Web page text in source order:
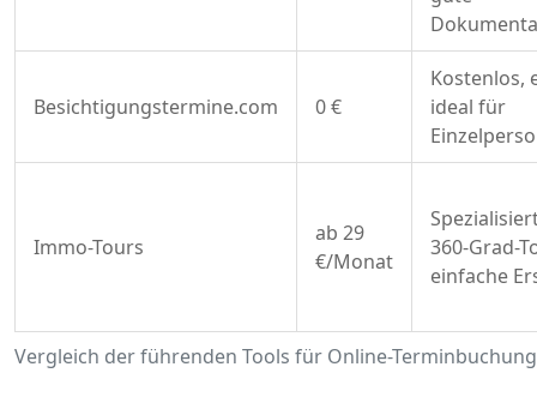
Vergleich der führenden Tools für Online-
Besichtigungstermine.com 0 €
Kostenlos,
ideal für
Immo-Tours
ab 29
€/Monat
360-Grad-
einfache